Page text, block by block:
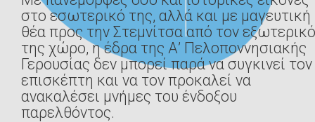
Διαδρομές
Ψηφιακή βιβλιοθήκη
ΕΛΛ ENG
στο εσωτερικό της, αλλά και με μαγευτική
θέα προς την Στεμνίτσα από τον εξωτερικό
της χώρο, η έδρα της Α’ Πελοποννησιακής
Γερουσίας δεν μπορεί παρά να συγκινεί τον
επισκέπτη και να τον προκαλεί να
ανακαλέσει μνήμες του ένδοξου
παρελθόντος.